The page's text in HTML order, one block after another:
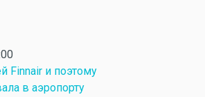
Finnair и поэтому
в аэропорту